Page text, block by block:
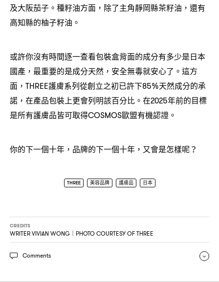
及大阪茄子。種籽油方面 ， 除了主角靜岡縣茶籽油 ， 還有
高知縣的柚子籽油。
或許你沒有時間逐一查看包裝盒背面的成分有多少是日本
國產 ， 最重要的是成分天然 ， 安全無毒就安心了。這方
面 ，THREE護膚系列從創立之初已許下85%天然成分的承
諾 ， 在產品包裝上更會列明該百分比。在2025年前的目標
是所有護膚品皆可取得COSMOS歐盟有機認證。
你的下一個十年 ， 品牌的下一個十年 ， 又會是怎樣呢？
THREE 美容品牌 護膚品 日本
CREDITS
WRITER VIVIAN WONG｜PHOTO COURTESY OF THREE
Comments